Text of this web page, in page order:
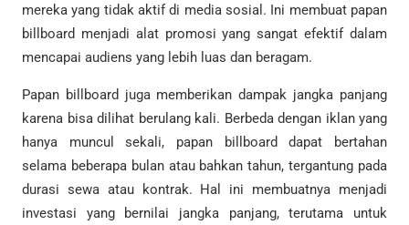
mereka yang tidak aktif di media sosial. Ini membuat papan
billboard menjadi alat promosi yang sangat efektif dalam
mencapai audiens yang lebih luas dan beragam.
Papan billboard juga memberikan dampak jangka panjang
karena bisa dilihat berulang kali. Berbeda dengan iklan yang
hanya muncul sekali, papan billboard dapat bertahan
selama beberapa bulan atau bahkan tahun, tergantung pada
durasi sewa atau kontrak. Hal ini membuatnya menjadi
investasi yang bernilai jangka panjang, terutama untuk